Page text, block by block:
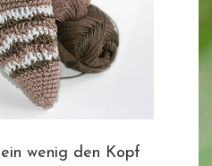
wenig den Kopf